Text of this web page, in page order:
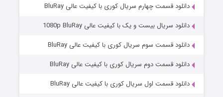
عملیات آپارتمان
قسمت2 (زیرنویس) منتشر شد
دانلود قسمت چهارم سریال کوری با کیفیت عالی BluRay
دانلود سریال بیست و یک با کیفیت عالی 1080p BluRay
دانلود قسمت سوم سریال کوری با کیفیت عالی BluRay
دانلود قسمت دوم سریال کوری با کیفیت عالی BluRay
دانلود قسمت اول سریال کوری با کیفیت عالی BluRay